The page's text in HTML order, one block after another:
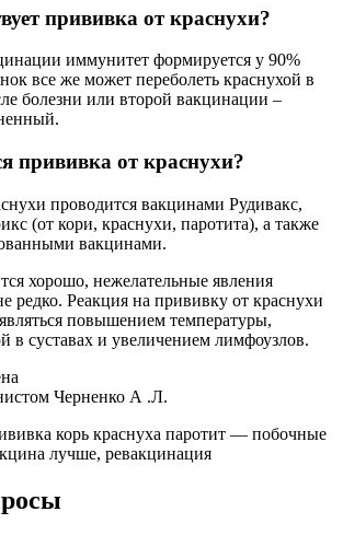
прививка от краснухи?
иммунитет формируется у 90%
все же может переболеть краснухой в
болезни или второй вакцинации –
прививка от краснухи?
проводится вакцинами Рудивакс,
(от кори, краснухи, паротита), а также
вакцинами.
хорошо, нежелательные явления
редко. Реакция на прививку от краснухи
повышением температуры,
в суставах и увеличением лимфоузлов.
Черненко А .Л.
корь краснуха паротит — побочные
лучше, ревакцинация